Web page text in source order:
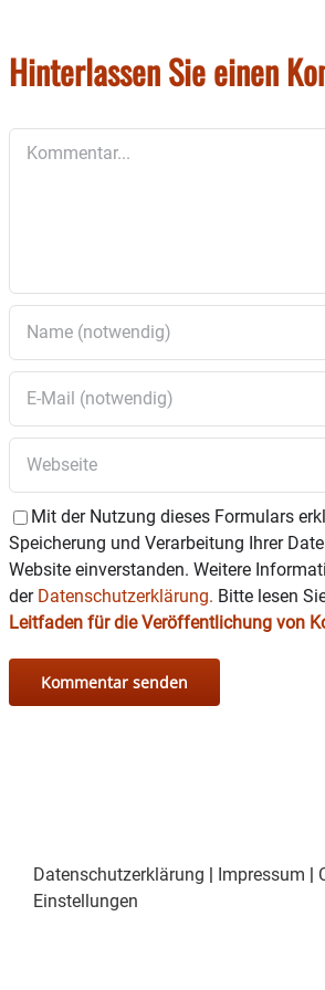
83512 Wasserburg
Hinterlassen Sie einen
Mit der Nutzung dieses Formulars
Speicherung und Verarbeitung Ihrer
Website einverstanden. Weitere
der Datenschutzerklärung. Bitte lesen
Leitfaden für die Veröffentlichung von
Datenschutzerklärung | Impressum |
Einstellungen